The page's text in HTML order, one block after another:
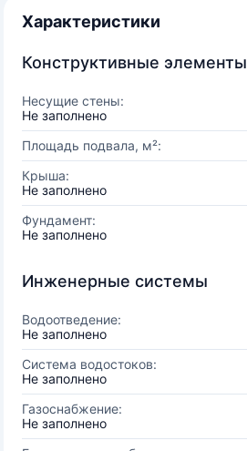
Характеристики
Конструктивные элементы
Несущие стены:
Не заполнено
Площадь подвала, м²:
Крыша:
Не заполнено
Фундамент:
Не заполнено
Инженерные системы
Водоотведение:
Не заполнено
Система водостоков:
Не заполнено
Газоснабжение:
Не заполнено